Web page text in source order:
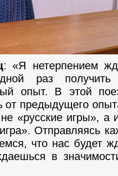
: «Я нетерпением
раз получить
опыт. В этой
от предыдущего
«русские игры», а
Отправляясь
что нас будет
в